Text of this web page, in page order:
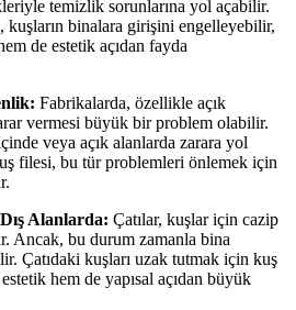
temizlik sorunlarına yol açabilir.
binalara girişini engelleyebilir,
de estetik açıdan fayda
Fabrikalarda, özellikle açık
vermesi büyük bir problem olabilir.
veya açık alanlarda zarara yol
filesi, bu tür problemleri önlemek için
Alanlarda: Çatılar, kuşlar için cazip
Ancak, bu durum zamanla bina
Çatıdaki kuşları uzak tutmak için kuş
hem de yapısal açıdan büyük